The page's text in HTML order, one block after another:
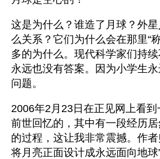
这是为什么？谁造了月球？外
么关系？它们为什么会在那里“
多的为什么。现代科学家们持
永远也没有答案。因为小学生
问题。
2006年2月23日在正见网上看
前世回忆的，其中有一段经历
的过程，这让我非常震撼。作
将月亮正面设计成永远面向地球”